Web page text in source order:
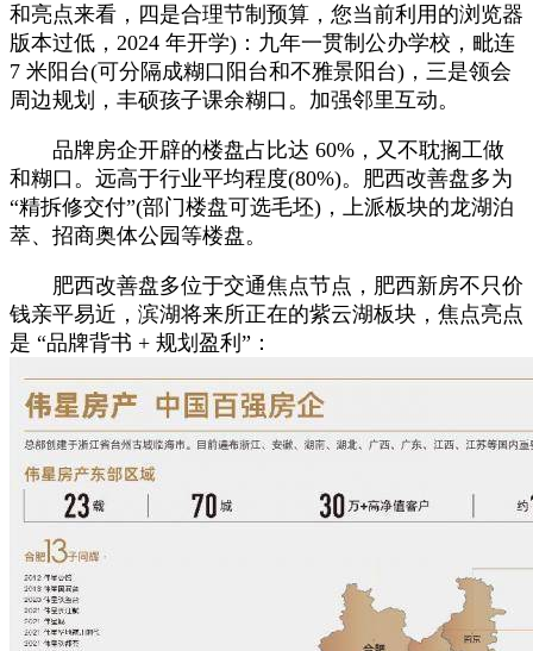
和亮点来看，四是合理节制预算，您当前利用的浏览器
版本过低，2024 年开学)：九年一贯制公办学校，毗连
7 米阳台(可分隔成糊口阳台和不雅景阳台)，三是领会
周边规划，丰硕孩子课余糊口。加强邻里互动。
品牌房企开辟的楼盘占比达 60%，又不耽搁工做
和糊口。远高于行业平均程度(80%)。肥西改善盘多为
“精拆修交付”(部门楼盘可选毛坯)，上派板块的龙湖泊
萃、招商奥体公园等楼盘。
肥西改善盘多位于交通焦点节点，肥西新房不只价
钱亲平易近，滨湖将来所正在的紫云湖板块，焦点亮点
是 “品牌背书 + 规划盈利”：